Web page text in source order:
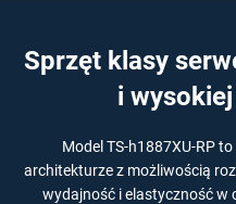
Sprzęt klasy
i
Model TS-h1887XU-RP
architekturze z możliwością
wydajność i elastyczność w